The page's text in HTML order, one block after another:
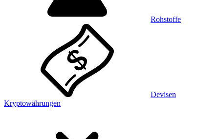
Rohstoffe
Devisen
Kryptowährungen